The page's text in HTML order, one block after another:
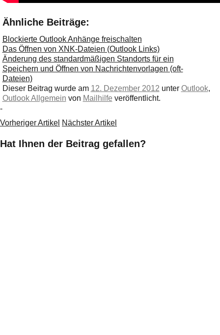
Ähnliche Beiträge:
Blockierte Outlook Anhänge freischalten
Das Öffnen von XNK-Dateien (Outlook Links)
Änderung des standardmäßigen Standorts für ein
Speichern und Öffnen von Nachrichtenvorlagen (oft-
Dateien)
Dieser Beitrag wurde am 12. Dezember 2012 unter Outlook,
Outlook Allgemein von Mailhilfe veröffentlicht.
-
Vorheriger Artikel Nächster Artikel
Hat Ihnen der Beitrag gefallen?